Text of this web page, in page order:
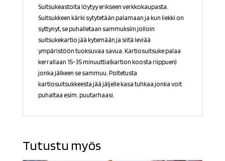
Suitsukeastoita löytyy erikseen verkkokaupasta.
Suitsukkeen kärki sytytetään palamaan ja kun liekki on
syttynyt, se puhalletaan sammuksiin jolloin
suitsukekartio jää kytemään ja siitä leviää
ympäristöön tuoksuvaa savua. Kartiosuitsuke palaa
kerrallaan 15-35 minuuttia(kartion koosta riippuen)
jonka jälkeen se sammuu. Poltetusta
kartiosuitsukkeesta jää jäljelle kasa tuhkaa jonka voit
puhaltaa esim. puutarhaasi.
Tutustu myös